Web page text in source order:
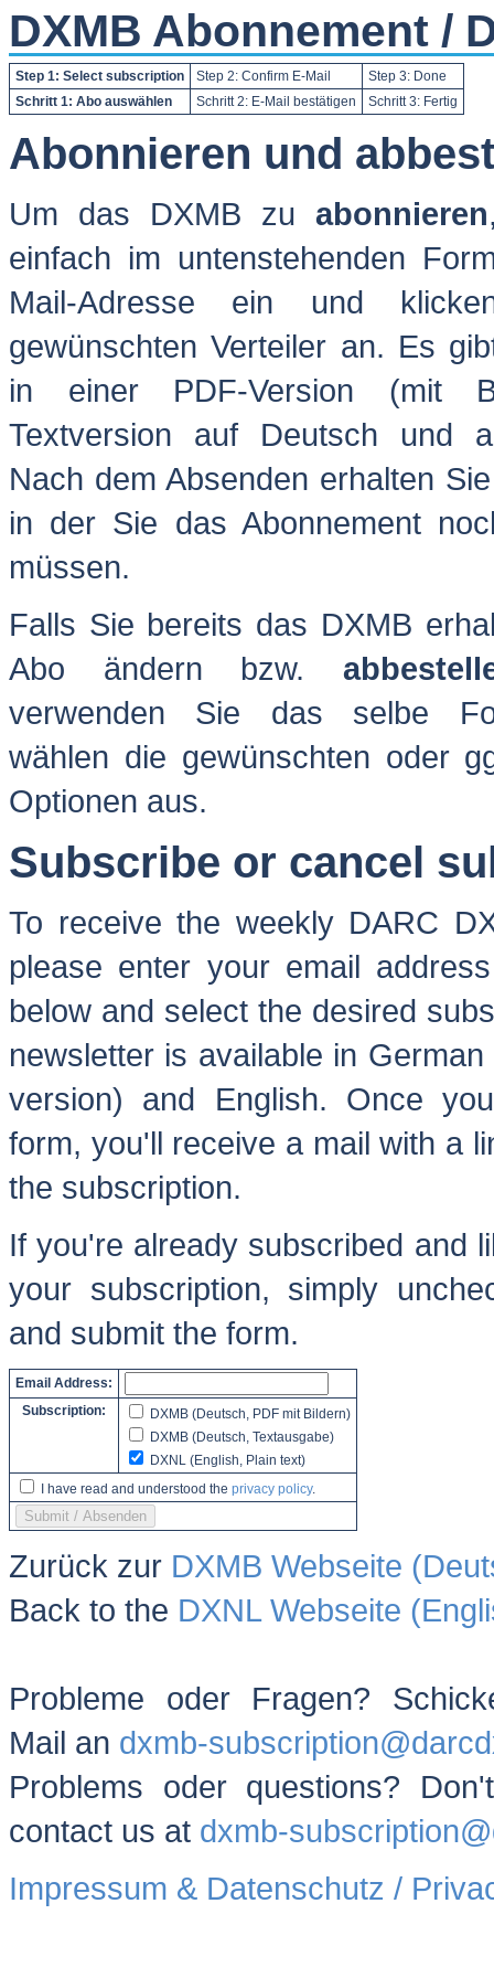
DXMB Abonnement /
Step 1: Select subscription Step 2: Confirm E-Mail
Step 3: Done
Schritt 1: Abo auswählen
Schritt 2: E-Mail bestätigen Schritt 3: Fertig
Abonnieren und
Um das DXMB zu abonnieren
einfach im untenstehenden
Mail-Adresse ein und
gewünschten Verteiler an. Es
in einer PDF-Version (mit
Textversion auf Deutsch und
Nach dem Absenden erhalten
in der Sie das Abonnement
müssen.
Falls Sie bereits das DXMB
Abo ändern bzw.
verwenden Sie das selbe
wählen die gewünschten oder
Optionen aus.
Subscribe or cancel
To receive the weekly DARC
please enter your email
below and select the desired
newsletter is available in
version) and English. Once
form, you'll receive a mail with a
the subscription.
If you're already subscribed and
your subscription, simply
and submit the form.
Email Address:
Subscription:
DXMB (Deutsch, PDF mit Bildern)
DXMB (Deutsch, Textausgabe)
DXNL (English, Plain text)
I have read and understood the privacy policy.
Zurück zur DXMB Webseite
Back to the DXNL Webseite
Probleme oder Fragen?
Mail an dxmb-
Problems oder questions?
contact us at dxmb-
Impressum & Datenschutz /